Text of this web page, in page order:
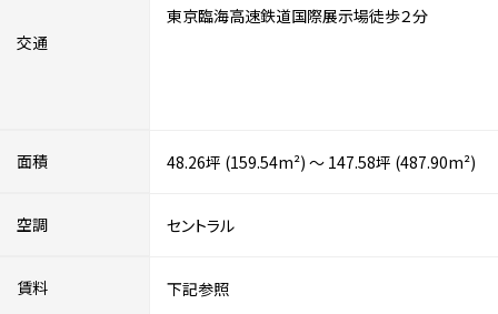
交通
東京臨海高速鉄道国際展示場徒歩２分
面積 48.26坪 (159.54m²) ～ 147.58坪 (487.90m²)
空調 セントラル
賃料 下記参照